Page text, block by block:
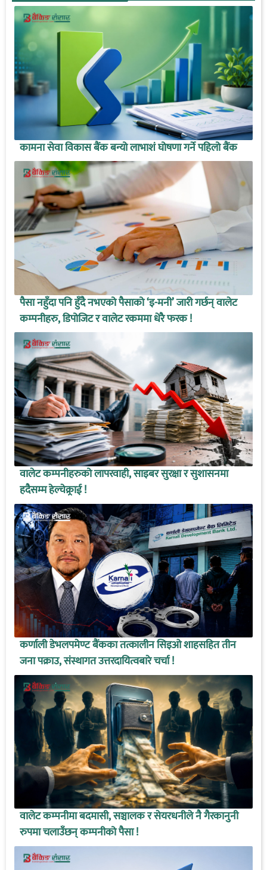
कामना सेवा विकास बैंक बन्यो लाभाशं घोषणा गर्ने पहिलो बैंक
पैसा नहुँदा पनि हुँदै नभएको पैसाको ‘इ-मनी’ जारी गर्छन् वालेट
कम्पनीहरु, डिपोजिट र वालेट रकममा धेरै फरक !
वालेट कम्पनीहरुको लापरवाही, साइबर सुरक्षा र सुशासनमा
हदैसम्म हेल्चेक्र्राई !
कर्णाली डेभलपमेण्ट बैंकका तत्कालीन सिइओ शाहसहित तीन
जना पक्राउ, संस्थागत उत्तरदायित्वबारे चर्चा !
वालेट कम्पनीमा बदमासी, सञ्चालक र सेयरधनीले नै गैरकानुनी
रुपमा चलाउँछन् कम्पनीको पैसा !